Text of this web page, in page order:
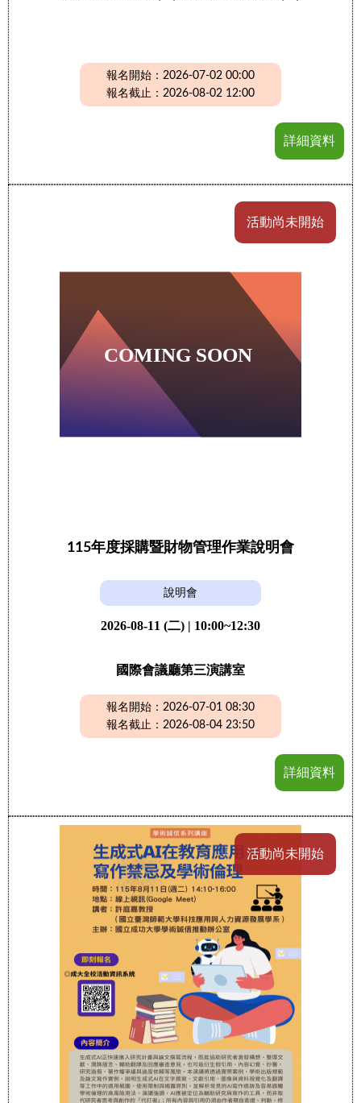
報名開始：2026-07-02 00:00
報名截止：2026-08-02 12:00
詳細資料
活動尚未開始
115年度採購暨財物管理作業說明會
說明會
2026-08-11 (二) | 10:00~12:30
國際會議廳第三演講室
報名開始：2026-07-01 08:30
報名截止：2026-08-04 23:50
詳細資料
活動尚未開始